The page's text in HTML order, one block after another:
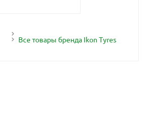
Все товары бренда Ikon Tyres